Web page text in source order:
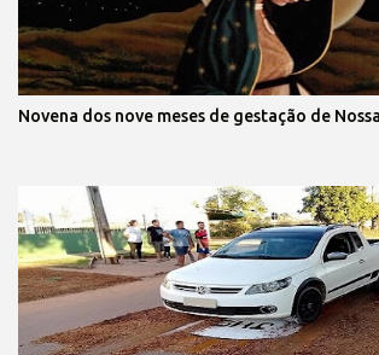
Novena dos nove meses de gestação de